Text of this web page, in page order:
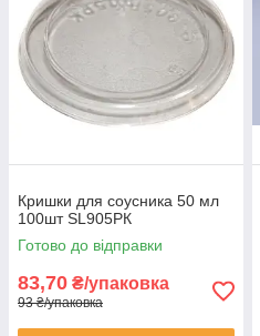
Кришки для соусника 50 мл
100шт SL905РК
Готово до відправки
83,70 ₴/упаковка
93 ₴/упаковка